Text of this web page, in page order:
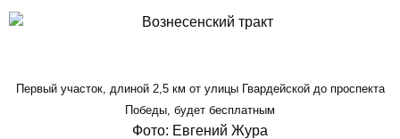
Первый участок, длиной 2,5 км от улицы Гвардейской до проспекта
Победы, будет бесплатным
Фото: Евгений Жура